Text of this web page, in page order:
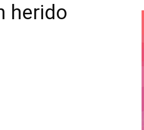
herido